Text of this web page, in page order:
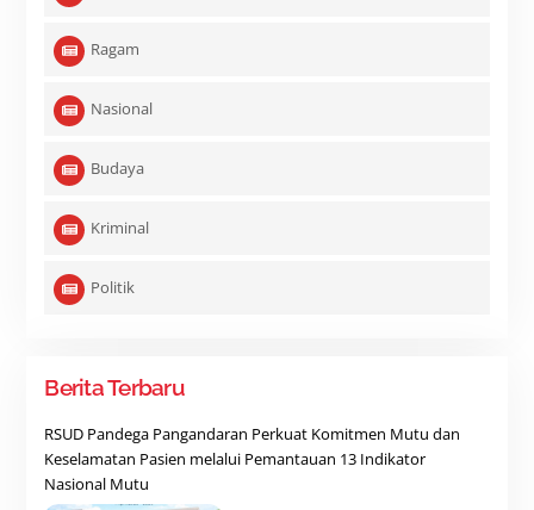
Ragam
Nasional
Budaya
Kriminal
Politik
Berita Terbaru
RSUD Pandega Pangandaran Perkuat Komitmen Mutu dan
Keselamatan Pasien melalui Pemantauan 13 Indikator
Nasional Mutu